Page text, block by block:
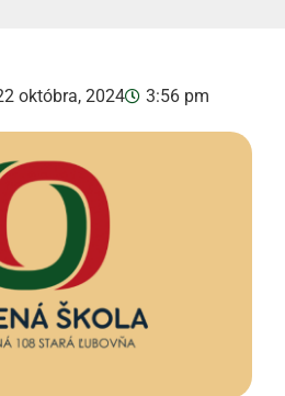
októbra, 2024 3:56 pm